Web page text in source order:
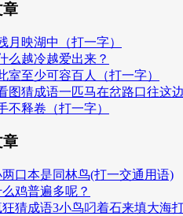
章
月映湖中（打一字）
么越冷越爱出来？
室至少可容百人（打一字）
图猜成语一匹马在岔路口往这
不释卷（打一字）
章
两口本是同林鸟(打一交通用语)
鸡普遍多呢？
狂猜成语3小鸟叼着石来填大海